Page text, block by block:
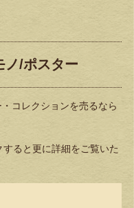
ノ/ポスター
コレクションを売るなら
ると更に詳細をご覧いた